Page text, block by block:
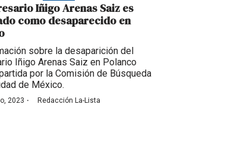
Iñigo Arenas Saiz es
como desaparecido en
sobre la desaparición del
Iñigo Arenas Saiz en Polanco
por la Comisión de Búsqueda
de México.
2023 · Redacción La-Lista